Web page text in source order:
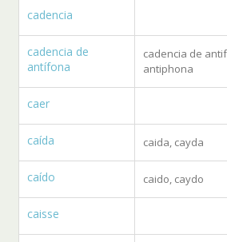
cadencia
cadencia de
antífona
cadencia de
antiphona
caer
caída caida, cayda
caído caido, caydo
caisse